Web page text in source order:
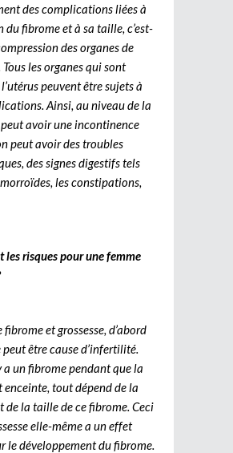
des complications liées à
du fibrome et à sa taille, c’est-
des organes de
les organes qui sont
peuvent être sujets à
Ainsi, au niveau de la
peut avoir une incontinence
peut avoir des troubles
des signes digestifs tels
les constipations,
les risques pour une femme
et grossesse, d’abord
être cause d’infertilité.
a un fibrome pendant que la
enceinte, tout dépend de la
de la taille de ce fibrome. Ceci
elle-même a un effet
le développement du fibrome.